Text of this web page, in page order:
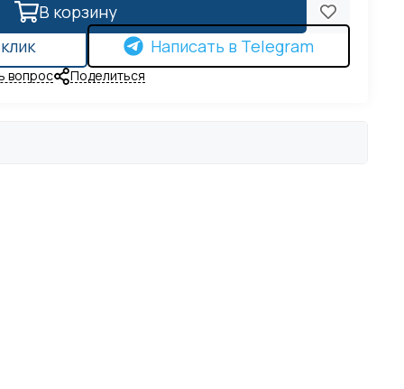
В корзину
Написать в Telegram
вопрос Поделиться